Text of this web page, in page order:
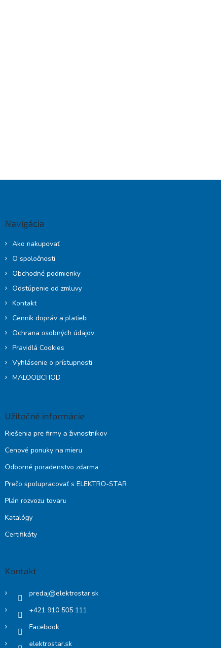
Navigácia
Ako nakupovať
O spoločnosti
Obchodné podmienky
Odstúpenie od zmluvy
Kontakt
Cenník dopráv a platieb
Ochrana osobných údajov
Pravidlá Cookies
Vyhlásenie o prístupnosti
MALOOBCHOD
Užitočné informácie
Riešenia pre firmy a živnostníkov
Cenové ponuky na mieru
Odborné poradenstvo zdarma
Prečo spolupracovať s ELEKTRO-STAR
Plán rozvozu tovaru
Katalógy
Certifikáty
Kontakt
predaj@elektrostar.sk
+421 910 505 111
Facebook
elektrostar.sk